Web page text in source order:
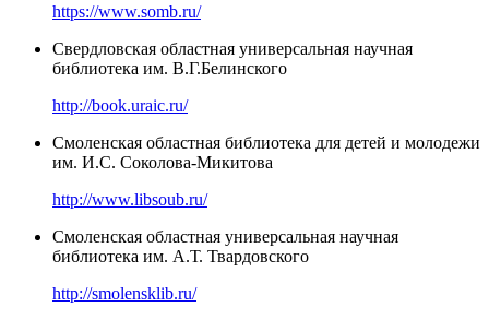
https://www.somb.ru/
Свердловская областная универсальная научная
библиотека им. В.Г.Белинского
http://book.uraic.ru/
Смоленская областная библиотека для детей и молодежи
им. И.С. Соколова-Микитова
http://www.libsoub.ru/
Смоленская областная универсальная научная
библиотека им. А.Т. Твардовского
http://smolensklib.ru/